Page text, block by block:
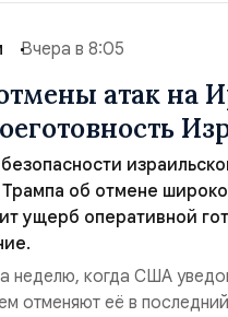
Вчера в 8:05
атак на
об отмене
ущерб оперативной
неделю, когда США
отменяют её в